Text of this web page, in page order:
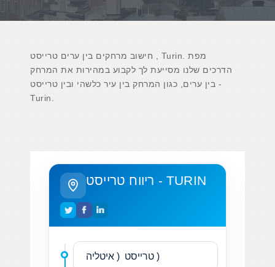
חישוב מרחקים בין ערים טרייסט , Turin. מפת
הדרכים שלנו מסייעת לך לקבוע במהירות את המרחק
בין ערים, כגון המרחק בין עיר כלשהי ובין טרייסט -
Turin.
ריווח טרייסט - TURIN